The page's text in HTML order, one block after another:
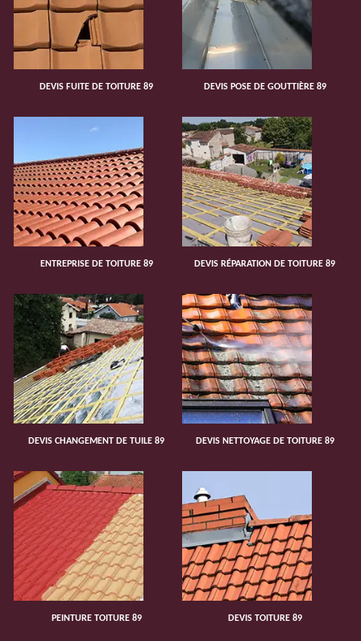
DEVIS FUITE DE TOITURE 89 DEVIS POSE DE GOUTTIÈRE 89
ENTREPRISE DE TOITURE 89 DEVIS RÉPARATION DE TOITURE 89
DEVIS CHANGEMENT DE TUILE 89 DEVIS NETTOYAGE DE TOITURE 89
PEINTURE TOITURE 89 DEVIS TOITURE 89